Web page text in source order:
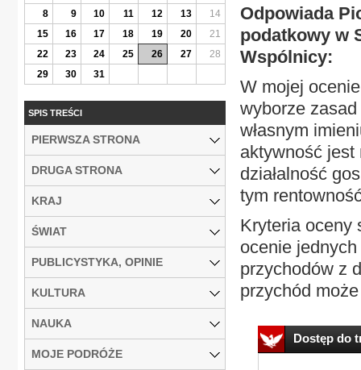
Odpowiada
podatkowy w
Wspólnicy:
W mojej
wyborze
własnym
aktywność jest
działalność
tym
Kryteria oceny
ocenie
przychodów z
przychód
Dostęp do
8
9 10 11 12 13
14
15
16 17 18 19 20
21
22
23 24 25 26 27
28
29
30 31
SPIS TREŚCI
PIERWSZA STRONA
DRUGA STRONA
KRAJ
ŚWIAT
PUBLICYSTYKA, OPINIE
KULTURA
NAUKA
MOJE PODRÓŻE